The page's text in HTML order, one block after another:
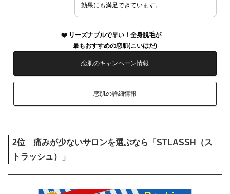
効果にも満足できています。
リーズナブルで早い！全身脱毛が
最もおすすめの恋肌(こいはだ)
恋肌のキャンペーン情報
恋肌の詳細情報
2位 痛みが少ないサロンを選ぶなら「STLASSH（ス
トラッシュ）」